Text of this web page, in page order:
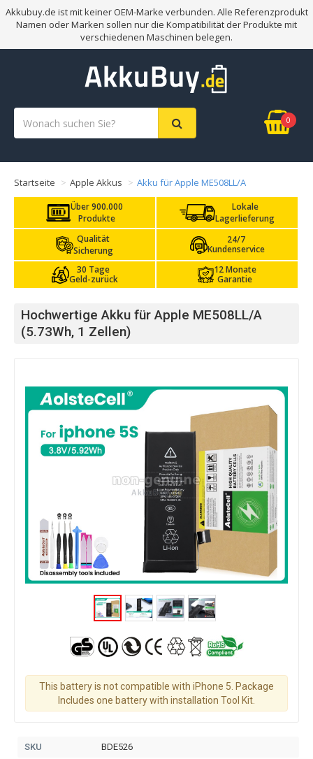
Akkubuy.de ist mit keiner OEM-Marke verbunden. Alle Referenzprodukt
Namen oder Marken sollen nur die Kompatibilität der Produkte mit
verschiedenen Maschinen belegen.
0
Startseite Apple Akkus Akku für Apple ME508LL/A
Über 900.000
Produkte
Lokale
Lagerlieferung
Qualität
Sicherung
24/7
Kundenservice
30 Tage
Geld-zurück
12 Monate
Garantie
Hochwertige Akku für Apple ME508LL/A
(5.73Wh, 1 Zellen)
This battery is not compatible with iPhone 5. Package
Includes one battery with installation Tool Kit.
SKU
BDE526